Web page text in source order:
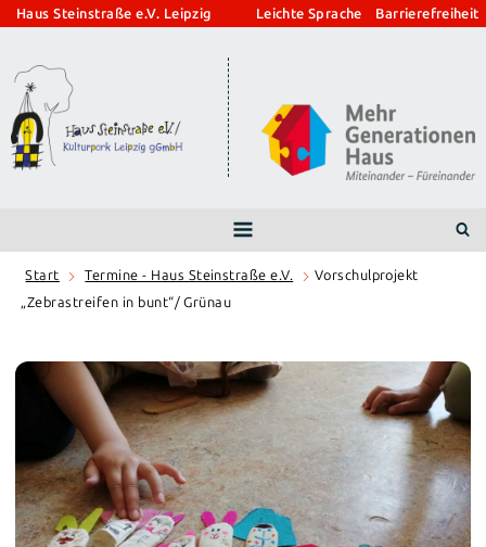
Zum
springen
Haus Steinstraße e.V. Leipzig Leichte Sprache Barrierefreiheit
Start Termine - Haus Steinstraße e.V.
Vorschulprojekt
„Zebrastreifen in bunt“/ Grünau